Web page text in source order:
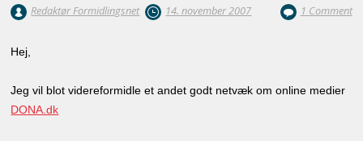
Redaktør Formidlingsnet 14. november 2007 1 Comment
Hej,
Jeg vil blot videreformidle et andet godt netvæk om online medier
DONA.dk